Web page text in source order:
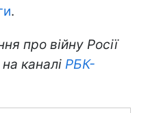
.
про війну Росії
каналі РБК-